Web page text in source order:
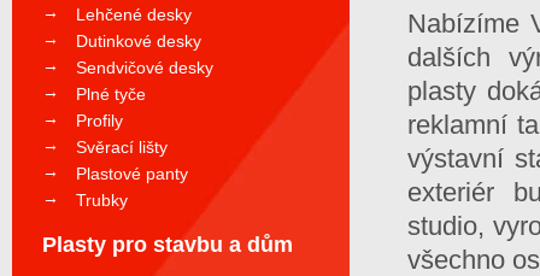
Nabízíme
dalších
plasty
reklamní
výstavní
exteriér
studio,
všechno
Lehčené desky
Dutinkové desky
Sendvičové desky
Plné tyče
Profily
Svěrací lišty
Plastové panty
Trubky
Plasty pro stavbu a dům